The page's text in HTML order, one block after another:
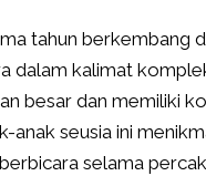
tahun berkembang
dalam kalimat
besar dan memiliki
anak seusia ini
selama